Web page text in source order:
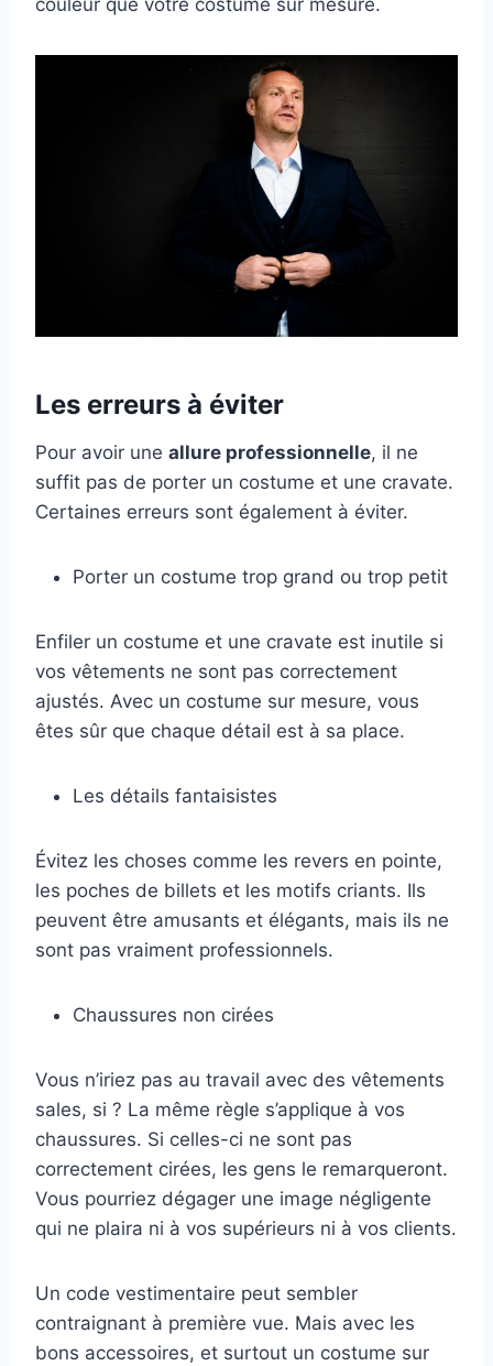
couleur que votre costume sur mesure.
Les erreurs à éviter
Pour avoir une allure professionnelle, il ne
suffit pas de porter un costume et une cravate.
Certaines erreurs sont également à éviter.
Porter un costume trop grand ou trop petit
Enfiler un costume et une cravate est inutile si
vos vêtements ne sont pas correctement
ajustés. Avec un costume sur mesure, vous
êtes sûr que chaque détail est à sa place.
Les détails fantaisistes
Évitez les choses comme les revers en pointe,
les poches de billets et les motifs criants. Ils
peuvent être amusants et élégants, mais ils ne
sont pas vraiment professionnels.
Chaussures non cirées
Vous n’iriez pas au travail avec des vêtements
sales, si ? La même règle s’applique à vos
chaussures. Si celles-ci ne sont pas
correctement cirées, les gens le remarqueront.
Vous pourriez dégager une image négligente
qui ne plaira ni à vos supérieurs ni à vos clients.
Un code vestimentaire peut sembler
contraignant à première vue. Mais avec les
bons accessoires, et surtout un costume sur